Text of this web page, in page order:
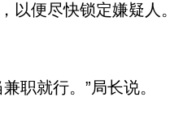
便尽快锁定嫌疑人。
职就行。”局长说。